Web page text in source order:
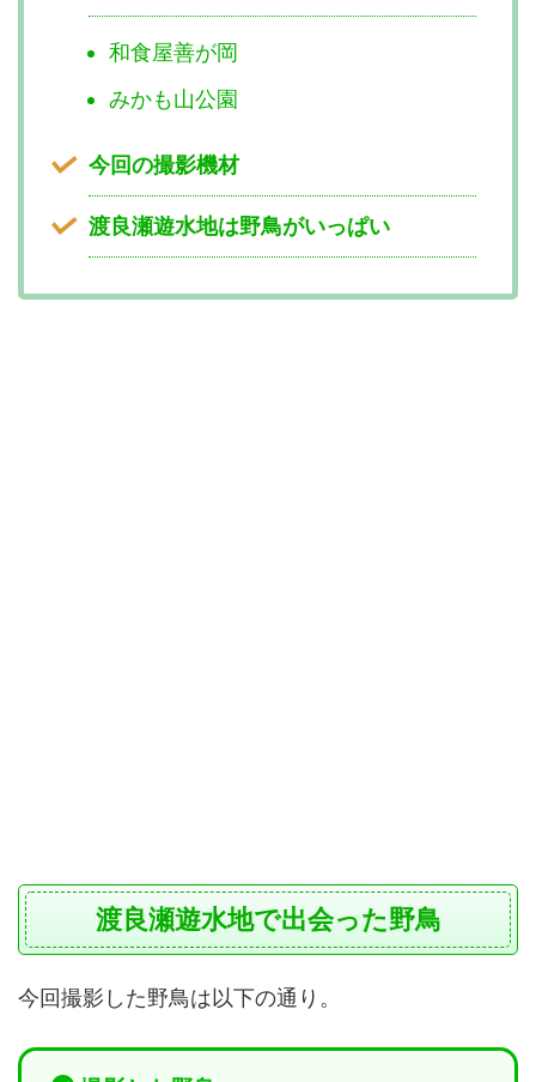
和食屋善が岡
みかも山公園
今回の撮影機材
渡良瀬遊水地は野鳥がいっぱい
渡良瀬遊水地で出会った野鳥
今回撮影した野鳥は以下の通り。